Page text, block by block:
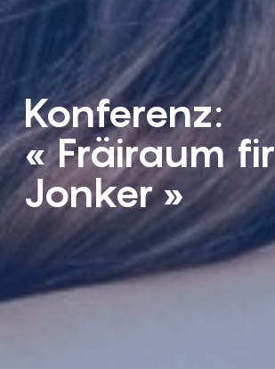
Konferenz:
« Fräiraum fir
Jonker »